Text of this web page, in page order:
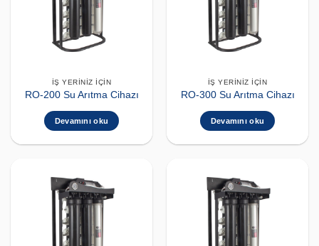
İŞ YERINIZ İÇIN
RO-200 Su Arıtma Cihazı
Devamını oku
İŞ YERINIZ İÇIN
RO-300 Su Arıtma Cihazı
Devamını oku